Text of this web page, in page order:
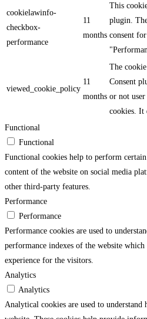
cookielawinfo-
checkbox-
performance
11
months
This
plugin.
consent
viewed_cookie_policy
11
months
The
Consent
or not user
cookies. It
Functional
Functional
Functional cookies help to perform
content of the website on social media
other third-party features.
Performance
Performance
Performance cookies are used to
performance indexes of the website
experience for the visitors.
Analytics
Analytics
Analytical cookies are used to